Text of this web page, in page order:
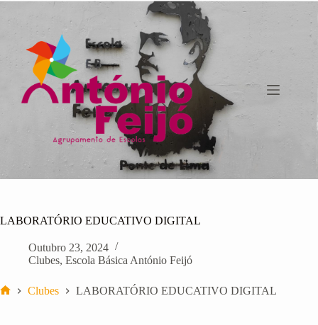
Pular
para
conteúdo
LABORATÓRIO EDUCATIVO DIGITAL
Outubro 23, 2024
Clubes, Escola Básica António Feijó
Clubes LABORATÓRIO EDUCATIVO DIGITAL